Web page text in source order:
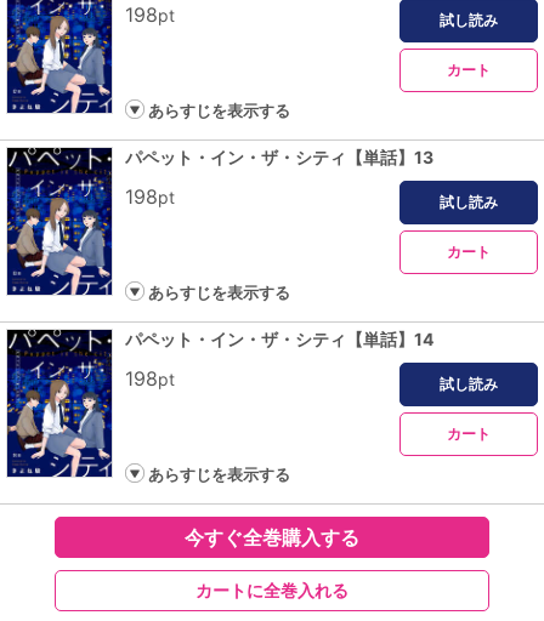
198pt 試し読み
カート
あらすじを表示する
パペット・イン・ザ・シティ【単話】13
198pt 試し読み
カート
あらすじを表示する
パペット・イン・ザ・シティ【単話】14
198pt 試し読み
カート
あらすじを表示する
今すぐ全巻購入する
カートに全巻入れる